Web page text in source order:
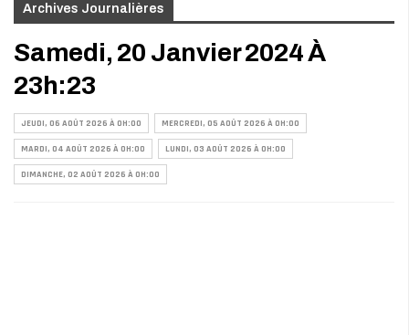
Archives Journalières
Samedi, 20 Janvier 2024 À
23h:23
JEUDI, 06 AOÛT 2026 À 0H:00 MERCREDI, 05 AOÛT 2026 À 0H:00
MARDI, 04 AOÛT 2026 À 0H:00 LUNDI, 03 AOÛT 2026 À 0H:00
DIMANCHE, 02 AOÛT 2026 À 0H:00